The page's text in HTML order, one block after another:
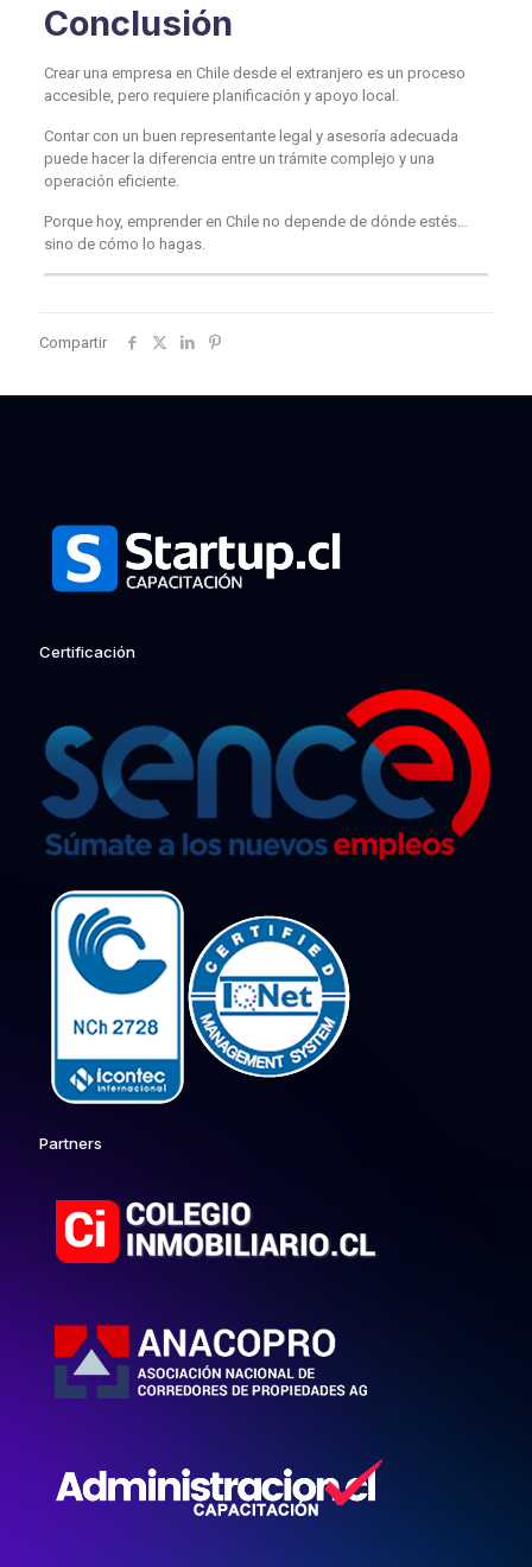
Conclusión
Crear una empresa en Chile desde el extranjero es un proceso
accesible, pero requiere planificación y apoyo local.
Contar con un buen representante legal y asesoría adecuada
puede hacer la diferencia entre un trámite complejo y una
operación eficiente.
Porque hoy, emprender en Chile no depende de dónde estés…
sino de cómo lo hagas.
Compartir
Certificación
Partners